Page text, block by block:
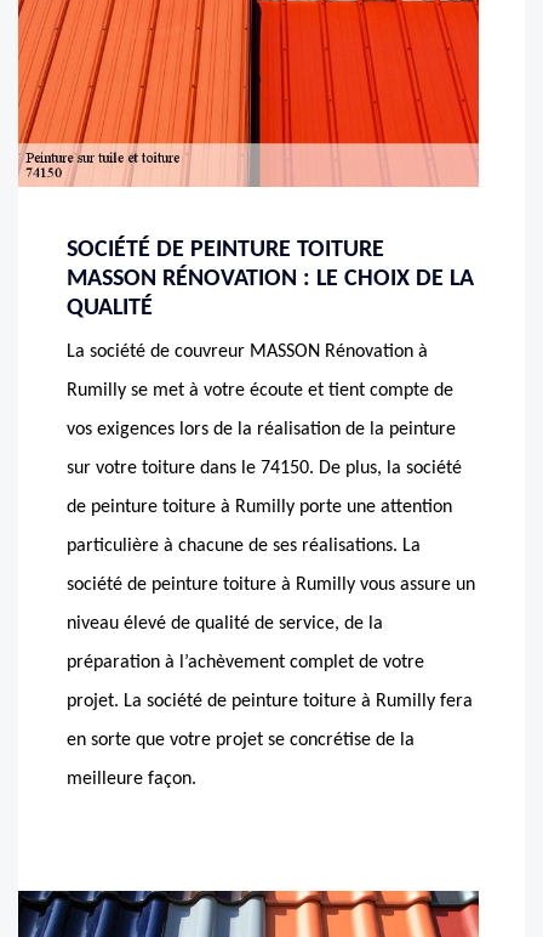
SOCIÉTÉ DE PEINTURE TOITURE
MASSON RÉNOVATION : LE CHOIX DE LA
QUALITÉ
La société de couvreur MASSON Rénovation à
Rumilly se met à votre écoute et tient compte de
vos exigences lors de la réalisation de la peinture
sur votre toiture dans le 74150. De plus, la société
de peinture toiture à Rumilly porte une attention
particulière à chacune de ses réalisations. La
société de peinture toiture à Rumilly vous assure un
niveau élevé de qualité de service, de la
préparation à l’achèvement complet de votre
projet. La société de peinture toiture à Rumilly fera
en sorte que votre projet se concrétise de la
meilleure façon.